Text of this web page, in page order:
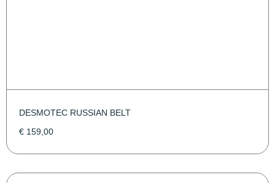
DESMOTEC RUSSIAN BELT
€ 159,00